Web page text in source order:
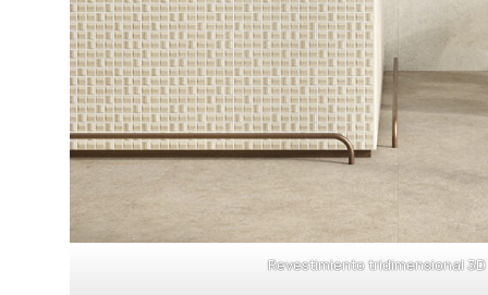
Revestimiento tridimensional 3D